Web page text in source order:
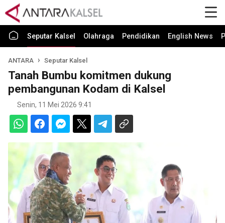
Seputar Kalsel Olahraga Pendidikan English News
ANTARA Seputar Kalsel
Tanah Bumbu komitmen dukung
pembangunan Kodam di Kalsel
Senin, 11 Mei 2026 9:41